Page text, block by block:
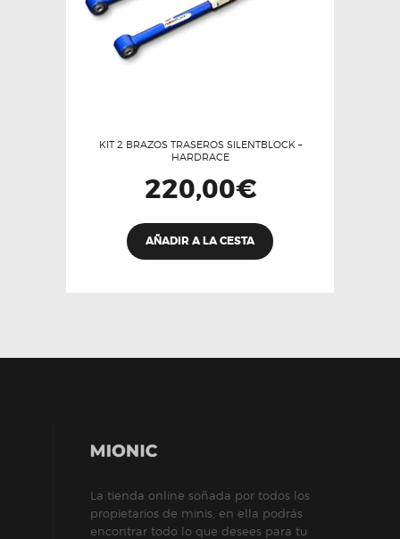
KIT 2 BRAZOS TRASEROS SILENTBLOCK –
HARDRACE
220,00€
AÑADIR A LA CESTA
La tienda online soñada por todos los
propietarios de minis, en ella podrás
encontrar todo lo que desees para tu